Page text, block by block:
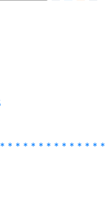
* * * * * * * * * * * * *